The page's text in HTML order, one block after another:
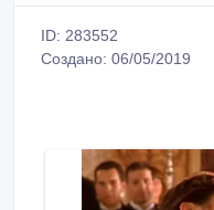
ID: 283552
Создано: 06/05/2019